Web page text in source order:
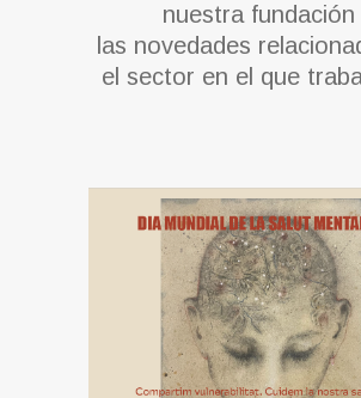
nuestra fundación
las novedades
el sector en el que